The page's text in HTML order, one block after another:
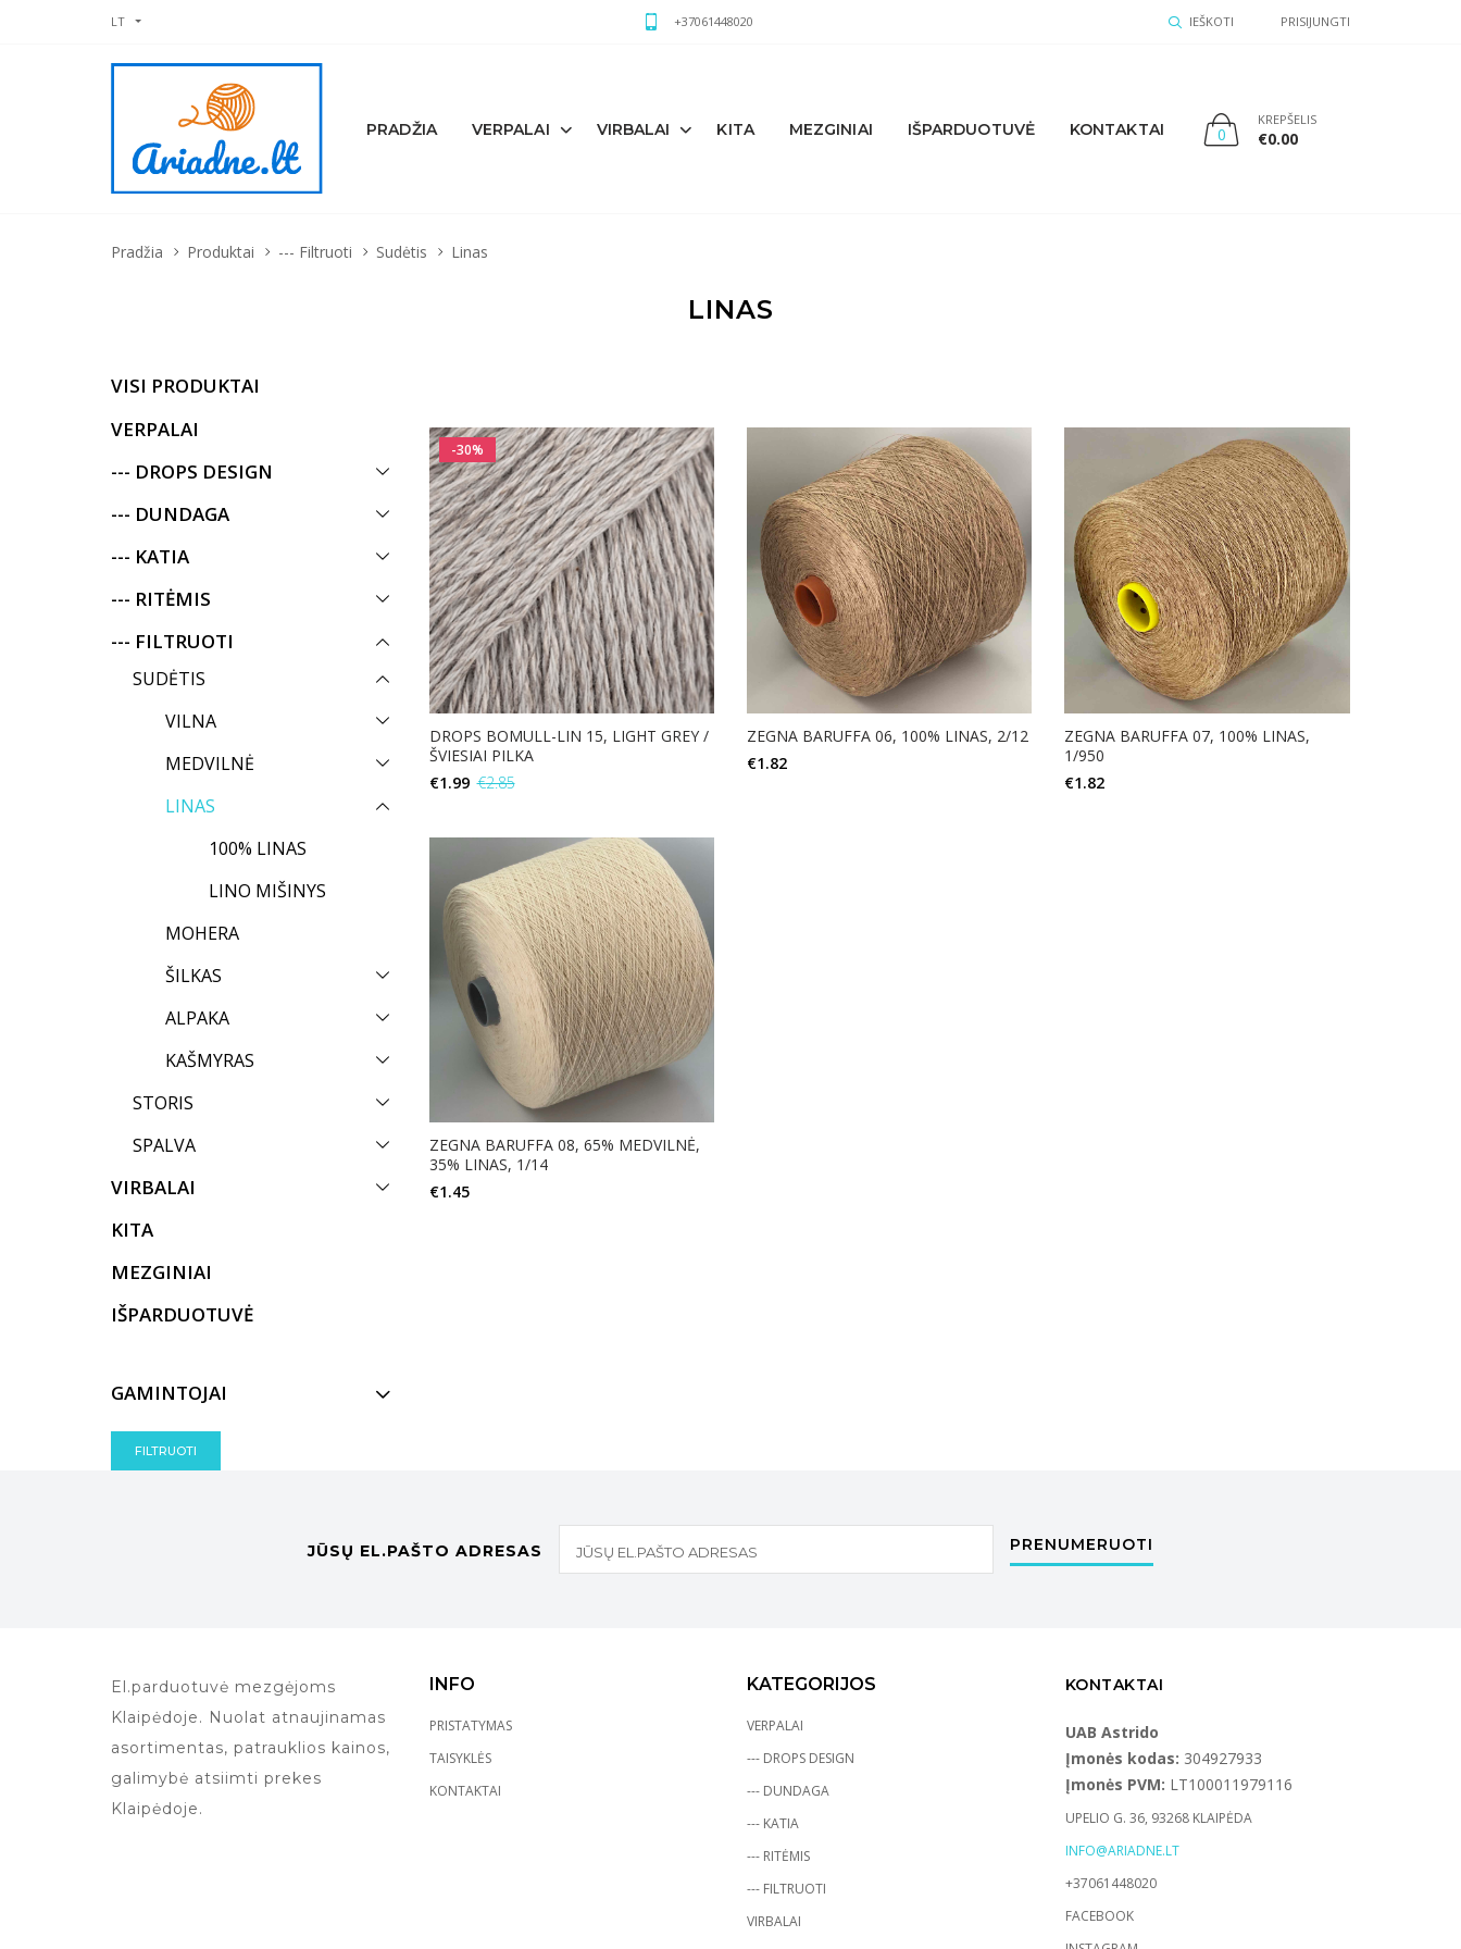
LT +37061448020 IEŠKOTI PRISIJUNGTI
PRADŽIA VERPALAI VIRBALAI KITA MEZGINIAI IŠPARDUOTUVĖ KONTAKTAI 0
KREPŠELIS
€0.00
Pradžia Produktai --- Filtruoti Sudėtis Linas
LINAS
VISI PRODUKTAI
VERPALAI
--- DROPS DESIGN
--- DUNDAGA
--- KATIA
--- RITĖMIS
--- FILTRUOTI
SUDĖTIS
VILNA
MEDVILNĖ
LINAS
100% LINAS
LINO MIŠINYS
MOHERА
ŠILKAS
ALPAKA
KAŠMYRAS
STORIS
SPALVA
VIRBALAI
KITA
MEZGINIAI
IŠPARDUOTUVĖ
GAMINTOJAI
FILTRUOTI
-30%
DROPS BOMULL-LIN 15, LIGHT GREY /
ŠVIESIAI PILKA
€1.99 €2.85
ZEGNA BARUFFA 06, 100% LINAS, 2/12
€1.82
ZEGNA BARUFFA 07, 100% LINAS,
1/950
€1.82
ZEGNA BARUFFA 08, 65% MEDVILNĖ,
35% LINAS, 1/14
€1.45
JŪSŲ EL.PAŠTO ADRESAS PRENUMERUOTI
El.parduotuvė mezgėjoms
Klaipėdoje. Nuolat atnaujinamas
asortimentas, patrauklios kainos,
galimybė atsiimti prekes
Klaipėdoje.
INFO
PRISTATYMAS
TAISYKLĖS
KONTAKTAI
KATEGORIJOS
VERPALAI
--- DROPS DESIGN
--- DUNDAGA
--- KATIA
--- RITĖMIS
--- FILTRUOTI
VIRBALAI
KONTAKTAI
UAB Astrido
Įmonės kodas: 304927933
Įmonės PVM: LT100011979116
UPELIO G. 36, 93268 KLAIPĖDA
INFO@ARIADNE.LT
+37061448020
FACEBOOK